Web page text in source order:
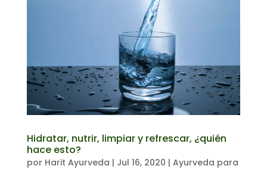
Hidratar, nutrir, limpiar y refrescar, ¿quién
hace esto?
por Harit Ayurveda | Jul 16, 2020 | Ayurveda para